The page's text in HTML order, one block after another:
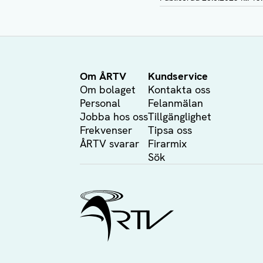
Om ÅRTV
Om bolaget
Personal
Jobba hos oss
Frekvenser
ÅRTV svarar
Kundservice
Kontakta oss
Felanmälan
Tillgänglighet
Tipsa oss
Firarmix
Sök
Ålands Radio & TV